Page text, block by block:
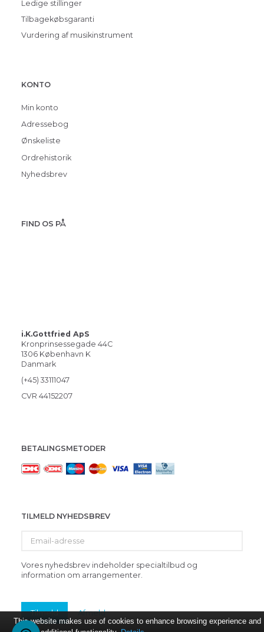
Ledige stillinger
Tilbagekøbsgaranti
Vurdering af musikinstrument
KONTO
Min konto
Adressebog
Ønskeliste
Ordrehistorik
Nyhedsbrev
FIND OS PÅ
i.K.Gottfried ApS
Kronprinsessegade 44C
1306 København K
Danmark
(+45) 33111047
CVR 44152207
BETALINGSMETODER
TILMELD NYHEDSBREV
adresse
Vores nyhedsbrev indeholder specialtilbud og
information om arrangementer.
Tilmeld Afmeld
This website makes use of cookies to enhance browsing experience and